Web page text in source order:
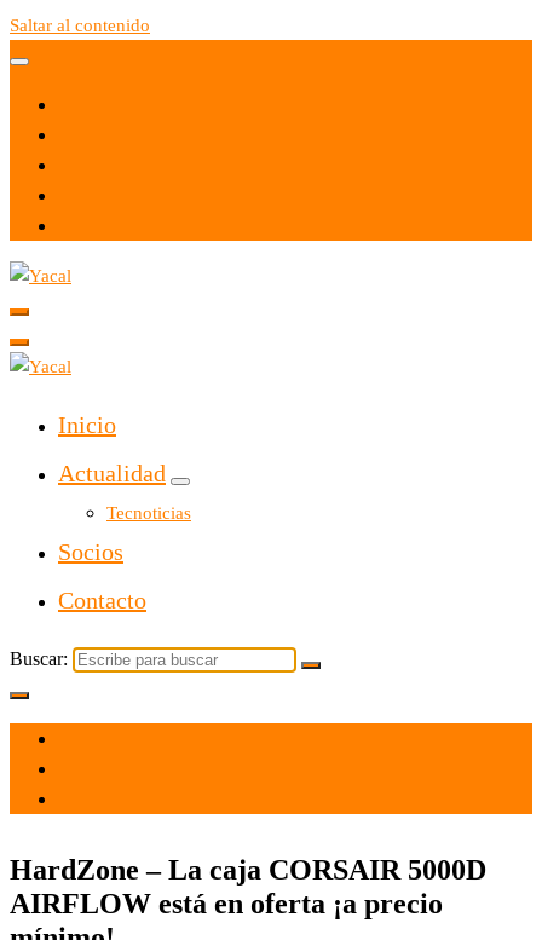
Saltar al contenido
Yacal micro hosting
Inicio
Actualidad
Tecnoticias
Socios
Contacto
Buscar:
HardZone – La caja CORSAIR 5000D
AIRFLOW está en oferta ¡a precio